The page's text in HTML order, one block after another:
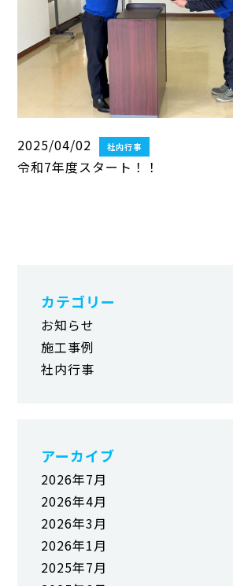
2025/04/02 社内行事
令和7年度スタート！！
カテゴリー
お知らせ
施工事例
社内行事
アーカイブ
2026年7月
2026年4月
2026年3月
2026年1月
2025年7月